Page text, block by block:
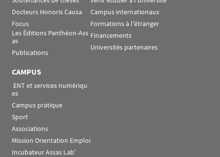
Docteurs Honoris Causa
Focus
Les Éditions Panthéon-Ass
as
Publications
Campus internationaux
Formations à l'étranger
Financements
Universités partenaires
CAMPUS
es
Campus pratique
Sport
Associations
Mission Orientation Emploi
Incubateur Assas Lab'